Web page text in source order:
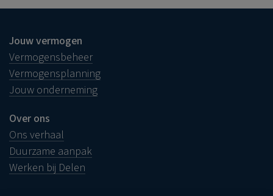
Jouw vermogen
Vermogensbeheer
Vermogensplanning
Jouw onderneming
Over ons
Ons verhaal
Duurzame aanpak
Werken bij Delen